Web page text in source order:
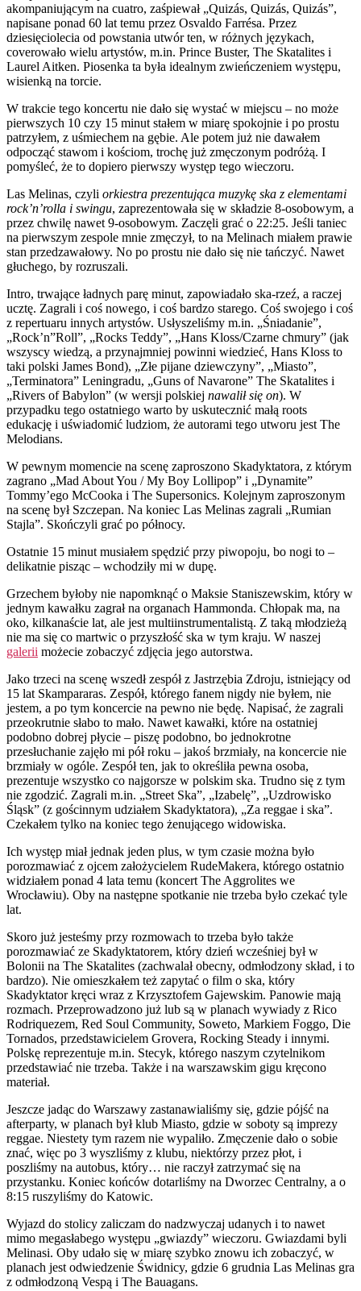
akompaniującym na cuatro, zaśpiewał „Quizás, Quizás, Quizás”,
napisane ponad 60 lat temu przez Osvaldo Farrésa. Przez
dziesięciolecia od powstania utwór ten, w różnych językach,
coverowało wielu artystów, m.in. Prince Buster, The Skatalites i
Laurel Aitken. Piosenka ta była idealnym zwieńczeniem występu,
wisienką na torcie.
W trakcie tego koncertu nie dało się wystać w miejscu – no może
pierwszych 10 czy 15 minut stałem w miarę spokojnie i po prostu
patrzyłem, z uśmiechem na gębie. Ale potem już nie dawałem
odpocząć stawom i kościom, trochę już zmęczonym podróżą. I
pomyśleć, że to dopiero pierwszy występ tego wieczoru.
Las Melinas, czyli orkiestra prezentująca muzykę ska z elementami
rock’n’rolla i swingu, zaprezentowała się w składzie 8-osobowym, a
przez chwilę nawet 9-osobowym. Zaczęli grać o 22:25. Jeśli taniec
na pierwszym zespole mnie zmęczył, to na Melinach miałem prawie
stan przedzawałowy. No po prostu nie dało się nie tańczyć. Nawet
głuchego, by rozruszali.
Intro, trwające ładnych parę minut, zapowiadało ska-rzeź, a raczej
ucztę. Zagrali i coś nowego, i coś bardzo starego. Coś swojego i coś
z repertuaru innych artystów. Usłyszeliśmy m.in. „Śniadanie”,
„Rock’n”Roll”, „Rocks Teddy”, „Hans Kloss/Czarne chmury” (jak
wszyscy wiedzą, a przynajmniej powinni wiedzieć, Hans Kloss to
taki polski James Bond), „Złe pijane dziewczyny”, „Miasto”,
„Terminatora” Leningradu, „Guns of Navarone” The Skatalites i
„Rivers of Babylon” (w wersji polskiej nawalił się on). W
przypadku tego ostatniego warto by uskutecznić małą roots
edukację i uświadomić ludziom, że autorami tego utworu jest The
Melodians.
W pewnym momencie na scenę zaproszono Skadyktatora, z którym
zagrano „Mad About You / My Boy Lollipop” i „Dynamite”
Tommy’ego McCooka i The Supersonics. Kolejnym zaproszonym
na scenę był Szczepan. Na koniec Las Melinas zagrali „Rumian
Stajla”. Skończyli grać po północy.
Ostatnie 15 minut musiałem spędzić przy piwopoju, bo nogi to –
delikatnie pisząc – wchodziły mi w dupę.
Grzechem byłoby nie napomknąć o Maksie Staniszewskim, który w
jednym kawałku zagrał na organach Hammonda. Chłopak ma, na
oko, kilkanaście lat, ale jest multiinstrumentalistą. Z taką młodzieżą
nie ma się co martwic o przyszłość ska w tym kraju. W naszej
galerii możecie zobaczyć zdjęcia jego autorstwa.
Jako trzeci na scenę wszedł zespół z Jastrzębia Zdroju, istniejący od
15 lat Skampararas. Zespół, którego fanem nigdy nie byłem, nie
jestem, a po tym koncercie na pewno nie będę. Napisać, że zagrali
przeokrutnie słabo to mało. Nawet kawałki, które na ostatniej
podobno dobrej płycie – piszę podobno, bo jednokrotne
przesłuchanie zajęło mi pół roku – jakoś brzmiały, na koncercie nie
brzmiały w ogóle. Zespół ten, jak to określiła pewna osoba,
prezentuje wszystko co najgorsze w polskim ska. Trudno się z tym
nie zgodzić. Zagrali m.in. „Street Ska”, „Izabelę”, „Uzdrowisko
Śląsk” (z gościnnym udziałem Skadyktatora), „Za reggae i ska”.
Czekałem tylko na koniec tego żenującego widowiska.
Ich występ miał jednak jeden plus, w tym czasie można było
porozmawiać z ojcem założycielem RudeMakera, którego ostatnio
widziałem ponad 4 lata temu (koncert The Aggrolites we
Wrocławiu). Oby na następne spotkanie nie trzeba było czekać tyle
lat.
Skoro już jesteśmy przy rozmowach to trzeba było także
porozmawiać ze Skadyktatorem, który dzień wcześniej był w
Bolonii na The Skatalites (zachwalał obecny, odmłodzony skład, i to
bardzo). Nie omieszkałem też zapytać o film o ska, który
Skadyktator kręci wraz z Krzysztofem Gajewskim. Panowie mają
rozmach. Przeprowadzono już lub są w planach wywiady z Rico
Rodriquezem, Red Soul Community, Soweto, Markiem Foggo, Die
Tornados, przedstawicielem Grovera, Rocking Steady i innymi.
Polskę reprezentuje m.in. Stecyk, którego naszym czytelnikom
przedstawiać nie trzeba. Także i na warszawskim gigu kręcono
materiał.
Jeszcze jadąc do Warszawy zastanawialiśmy się, gdzie pójść na
afterparty, w planach był klub Miasto, gdzie w soboty są imprezy
reggae. Niestety tym razem nie wypaliło. Zmęczenie dało o sobie
znać, więc po 3 wyszliśmy z klubu, niektórzy przez płot, i
poszliśmy na autobus, który… nie raczył zatrzymać się na
przystanku. Koniec końców dotarliśmy na Dworzec Centralny, a o
8:15 ruszyliśmy do Katowic.
Wyjazd do stolicy zaliczam do nadzwyczaj udanych i to nawet
mimo megasłabego występu „gwiazdy” wieczoru. Gwiazdami byli
Melinasi. Oby udało się w miarę szybko znowu ich zobaczyć, w
planach jest odwiedzenie Świdnicy, gdzie 6 grudnia Las Melinas gra
z odmłodzoną Vespą i The Bauagans.